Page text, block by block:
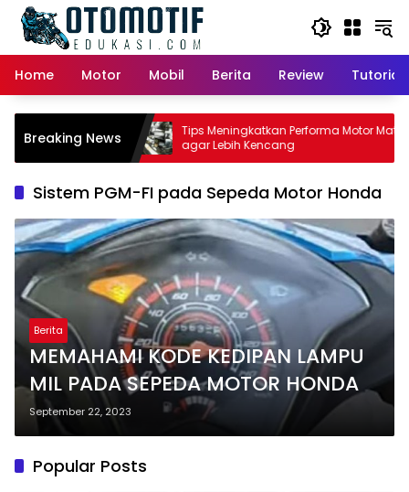
content
Home
Motor Mobil Berita Review Tutorial
Breaking News
Matic:
Pemilik
Tips Meningkatkan Performa Motor Matic
agar Lebih Kencang
Sistem PGM-FI pada Sepeda Motor Honda
Berita
MEMAHAMI KODE KEDIPAN LAMPU
MIL PADA SEPEDA MOTOR HONDA
September 22, 2023
Popular Posts